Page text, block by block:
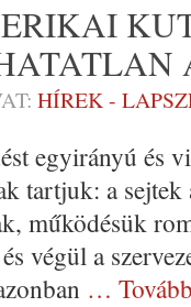
HÍREK -
egyirányú és
tartjuk: a
működésük
végül a
…